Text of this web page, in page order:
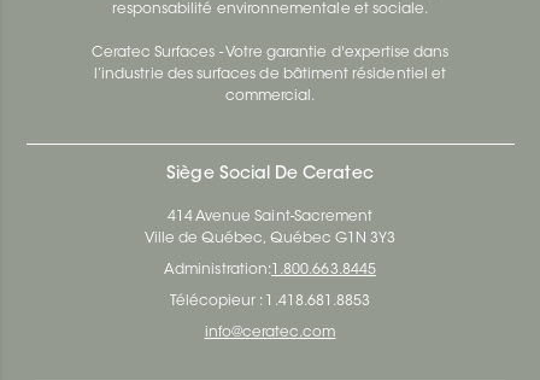
responsabilité environnementale et sociale.
Ceratec Surfaces - Votre garantie d'expertise dans
l’industrie des surfaces de bâtiment résidentiel et
commercial.
Siège Social De Ceratec
414 Avenue Saint-Sacrement
Ville de Québec, Québec G1N 3Y3
Administration: 1.800.663.8445
Télécopieur : 1.418.681.8853
info@ceratec.com